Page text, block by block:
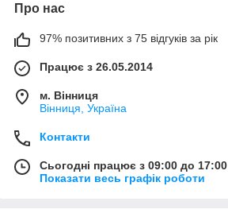
Про нас
97% позитивних з 75 відгуків за рік
Працює з 26.05.2014
м. Вінниця
Вінниця, Україна
Контакти
Сьогодні працює з 09:00 до 17:00
Показати весь графік роботи